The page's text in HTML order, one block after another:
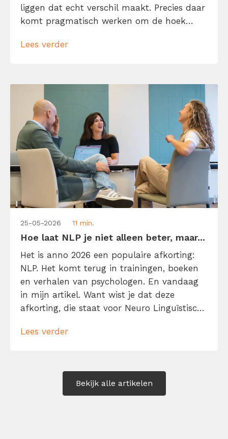
liggen dat echt verschil maakt. Precies daar
komt pragmatisch werken om de hoek
dat je zo snel mogelijk van a naar b wilt en
Lees verder
25-05-2026 11 min.
Hoe laat NLP je niet alleen beter, maar...
Het is anno 2026 een populaire afkorting:
NLP. Het komt terug in trainingen, boeken
en verhalen van psychologen. En vandaag
in mijn artikel. Want wist je dat deze
afkorting, die staat voor Neuro Linguïstisch
belang kan zijn? NLP belooft namelijk je
Lees verder
Bekijk alle artikelen